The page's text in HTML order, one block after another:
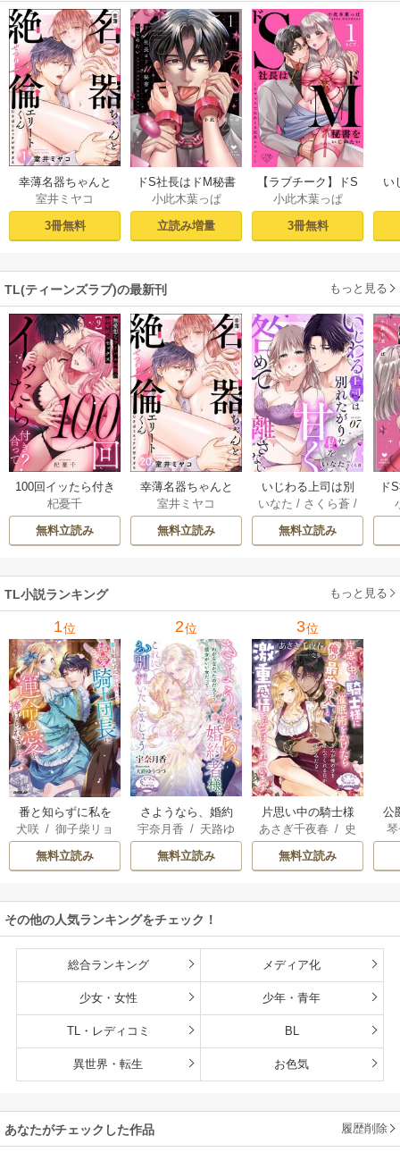
幸薄名器ちゃんと
絶倫エリートくん
むさぼりエッチが
甘すぎる（分冊
室井ミヤコ
3冊無料
ドS社長はドM秘書
をいじめたい～オ
フィスでぬれとろ
玩具レビュー～ 1
き】
小此木葉っぱ
立読み増量
【ラブチーク】ドS
社長はドM秘書をい
じめたい～オフィ
スでぬれとろ玩具
小此木葉っぱ
3冊無料
い
TL(ティーンズラブ)の最新刊 もっと見る
100回イッたら付き
合って？ 無愛想な
ライバル同期の溺
愛絶倫セックス
杞憂千
無料立読み
幸薄名器ちゃんと
絶倫エリートくん
むさぼりエッチが
甘すぎる（分冊
室井ミヤコ
無料立読み
いじわる上司は別
れたがりな私を甘
く咎めて離さない
【分冊版】 7巻
いなた / さくら蒼 /
ache
無料立読み
ド
TL小説ランキング もっと見る
1位
番と知らずに私を
買った純愛こじら
せ騎士団長に運命
の愛を捧げられま
犬咲 /御子柴リョ
ウ
無料立読み
2位
さようなら、婚約
者様。これにてお
別れいたしましょ
う【電子書籍特装
宇奈月香 / 天路ゆ
うつづ
無料立読み
3位
片思い中の騎士様
に催眠術をかけた
ら「俺の最愛の
人」と激重感情を
す【電子書籍特装
あさぎ千夜春 / 史
歩
無料立読み
公
は
その他の人気ランキングをチェック！
総合ランキング メディア化
少女・女性 少年・青年
TL・レディコミ BL
異世界・転生 お色気
あなたがチェックした作品 履歴削除